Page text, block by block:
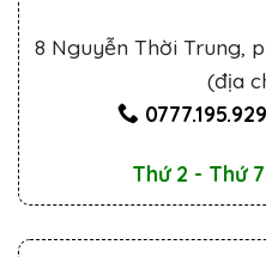
8 Nguyễn Thời Trung,
(địa
0777.195.929
Thứ 2 - Thứ